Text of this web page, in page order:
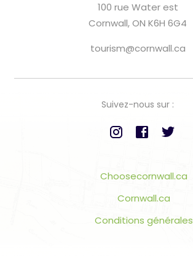
100 rue Water est
Cornwall, ON K6H 6G4
tourism@cornwall.ca
Suivez-nous sur :
Choosecornwall.ca
Cornwall.ca
Conditions générales